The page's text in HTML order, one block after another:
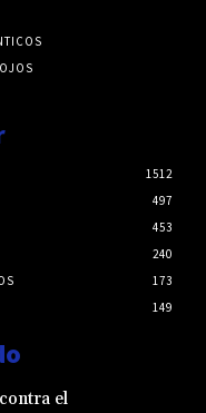
1512
497
453
240
173
149
el